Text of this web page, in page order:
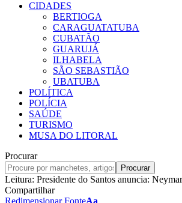
CIDADES
BERTIOGA
CARAGUATATUBA
CUBATÃO
GUARUJÁ
ILHABELA
SÃO SEBASTIÃO
UBATUBA
POLÍTICA
POLÍCIA
SAÚDE
TURISMO
MUSA DO LITORAL
Procurar
Leitura: Presidente do Santos anuncia:
Compartilhar
Redimensionar FonteAa